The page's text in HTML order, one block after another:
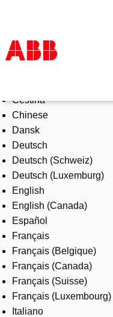
Products & Solutions
Industries
Services
About us
Where to buy
Contact us
Careers
Čeština
Chinese
Dansk
Deutsch
Deutsch (Schweiz)
Deutsch (Luxemburg)
English
English (Canada)
Español
Français
Français (Belgique)
Français (Canada)
Français (Suisse)
Français (Luxembourg)
Italiano